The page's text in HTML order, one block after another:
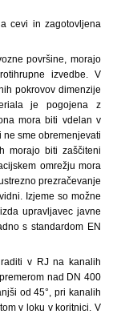
cevi in zagotovljena
površine, morajo
izvedbe. V
pokrovov dimenzije
je pogojena z
mora biti vdelan v
sme obremenjevati
morajo biti zaščiteni
omrežju mora
prezračevanje
Izjeme so možne
upravljavec javne
s standardom EN
v RJ na kanalih
nad DN 400
od 45°, pri kanalih
v loku v koritnici. V